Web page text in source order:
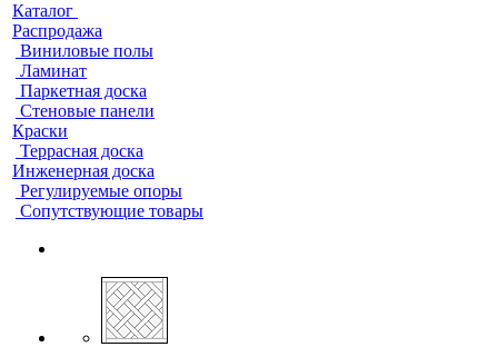
Каталог
Распродажа
Виниловые полы
Ламинат
Паркетная доска
Стеновые панели
Краски
Террасная доска
Инженерная доска
Регулируемые опоры
Сопутствующие товары